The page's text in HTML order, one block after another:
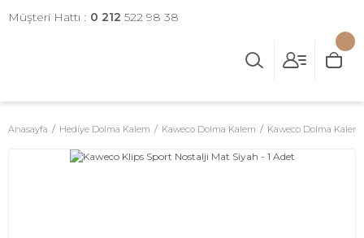
Müşteri Hattı : 0 212 522 98 38
Anasayfa Hediye Dolma Kalem Kaweco Dolma Kalem Kaweco Dolma Kalem